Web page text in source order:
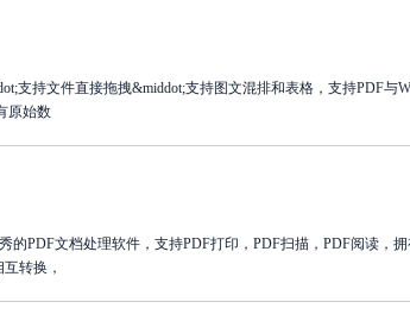
支持文件直接拖拽&middot;支持图文混排和表格，支持PDF与
原始数
PDF文档处理软件，支持PDF打印，PDF扫描，PDF阅读，拥
转换，